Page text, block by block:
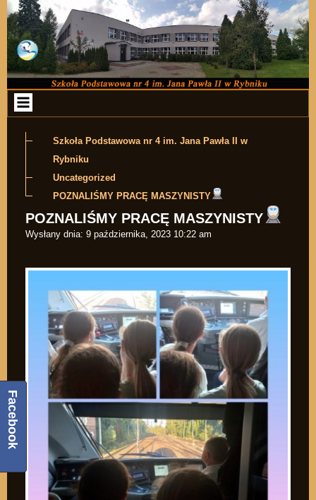
Przejdź do zawartości
Szkoła Podstawowa nr 4 im. Jana Pawła II w
Rybniku
Uncategorized
POZNALIŚMY PRACĘ MASZYNISTY
POZNALIŚMY PRACĘ MASZYNISTY
Wysłany dnia: 9 października, 2023 10:22 am
Facebook